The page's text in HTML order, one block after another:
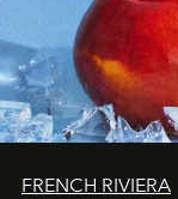
FRENCH RIVIERA